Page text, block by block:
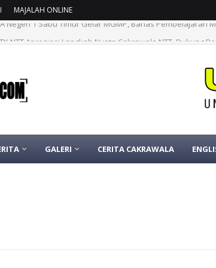
MAJALAH ONLINE
NTT Apresiasi Langkah Nyata Cakrawala NTT, Dukung
GALERI CERITA CAKRAWALA